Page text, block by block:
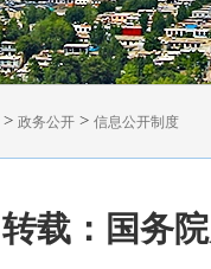
> 政务公开 > 信息公开制度
转载：国务